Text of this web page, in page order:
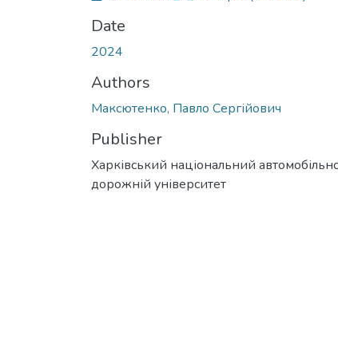
Date
2024
Authors
Максютенко, Павло Сергійович
Publisher
Харківський національний
дорожній університет